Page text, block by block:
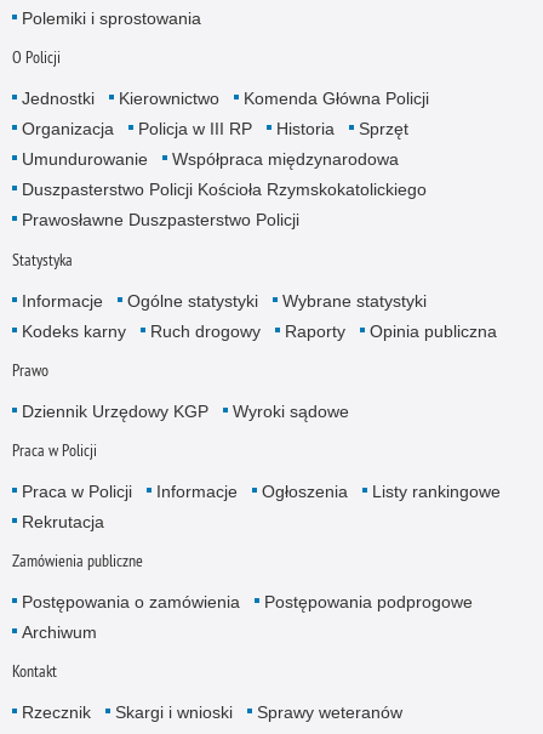
Polemiki i sprostowania
O Policji
Jednostki Kierownictwo
Komenda Główna Policji
Organizacja
Policja w III RP Historia
Sprzęt
Umundurowanie
Współpraca międzynarodowa
Duszpasterstwo Policji Kościoła Rzymskokatolickiego
Prawosławne Duszpasterstwo Policji
Statystyka
Informacje Ogólne statystyki
Wybrane statystyki
Kodeks karny
Ruch drogowy Raporty Opinia publiczna
Prawo
Dziennik Urzędowy KGP Wyroki sądowe
Praca w Policji
Praca w Policji Informacje Ogłoszenia
Listy rankingowe
Rekrutacja
Zamówienia publiczne
Postępowania o zamówienia
Postępowania podprogowe
Archiwum
Kontakt
Rzecznik Skargi i wnioski Sprawy weteranów